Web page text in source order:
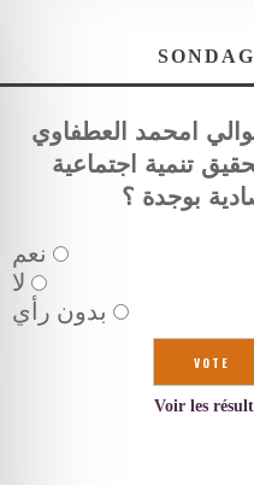
امحمد العطفاوي
تنمية اجتماعية
بوجدة ؟
نعم
لا
بدون رأي
Voir les